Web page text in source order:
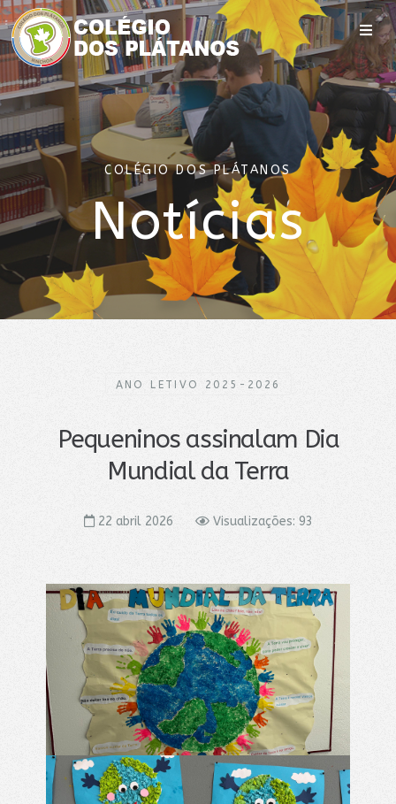
COLÉGIO DOS PLÁTANOS
Notícias
ANO LETIVO 2025-2026
Pequeninos assinalam Dia
Mundial da Terra
22 abril 2026 Visualizações: 93